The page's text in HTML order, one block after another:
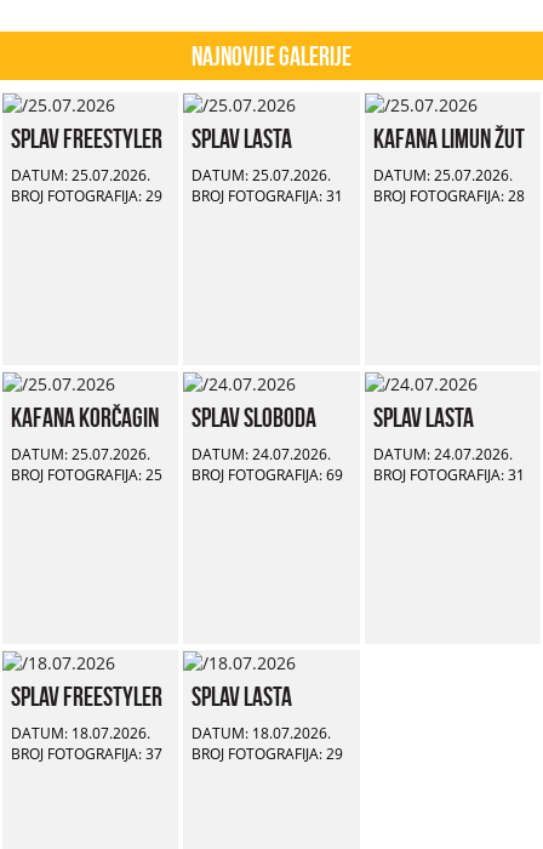
Najnovije Galerije
Splav Freestyler
DATUM: 25.07.2026.
BROJ FOTOGRAFIJA: 29
Splav Lasta
DATUM: 25.07.2026.
BROJ FOTOGRAFIJA: 31
Kafana Limun Žut
DATUM: 25.07.2026.
BROJ FOTOGRAFIJA: 28
Kafana Korčagin
DATUM: 25.07.2026.
BROJ FOTOGRAFIJA: 25
Splav Sloboda
DATUM: 24.07.2026.
BROJ FOTOGRAFIJA: 69
Splav Lasta
DATUM: 24.07.2026.
BROJ FOTOGRAFIJA: 31
Splav Freestyler
DATUM: 18.07.2026.
BROJ FOTOGRAFIJA: 37
Splav Lasta
DATUM: 18.07.2026.
BROJ FOTOGRAFIJA: 29